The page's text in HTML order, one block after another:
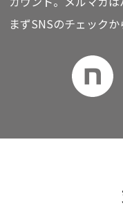
まずSNSのチェック